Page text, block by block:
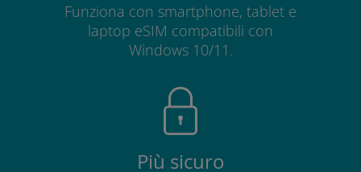
Funziona con smartphone, tablet e
laptop eSIM compatibili con
Windows 10/11.
Più sicuro